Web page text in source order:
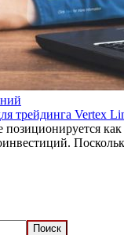
трейдинга Vertex
как
Поиск